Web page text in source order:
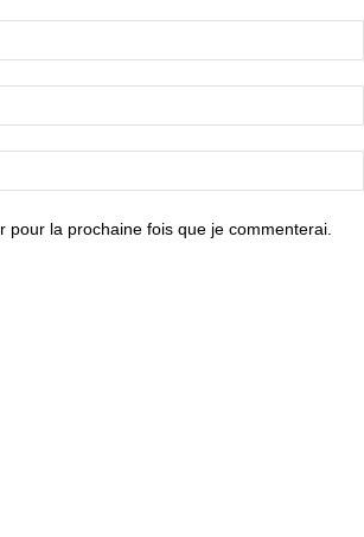
la prochaine fois que je commenterai.